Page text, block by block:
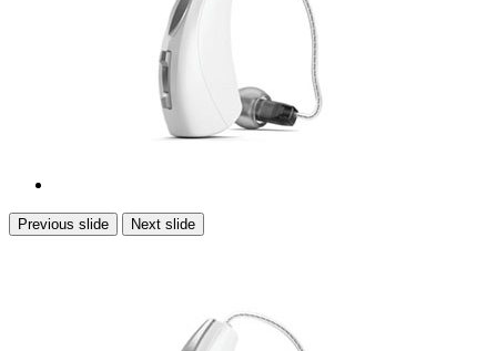
Previous slide Next slide